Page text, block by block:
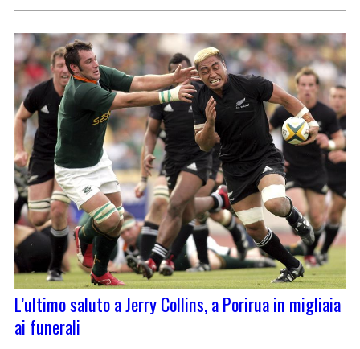
L’ultimo saluto a Jerry Collins, a Porirua in migliaia
ai funerali